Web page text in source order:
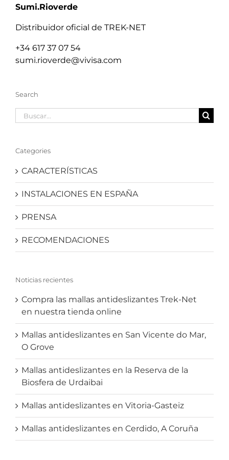
Sumi.Rioverde
Distribuidor oficial de TREK-NET
+34 617 37 07 54
sumi.rioverde@vivisa.com
Search
Buscar:
Categories
CARACTERÍSTICAS
INSTALACIONES EN ESPAÑA
PRENSA
RECOMENDACIONES
Noticias recientes
Compra las mallas antideslizantes Trek-Net
en nuestra tienda online
Mallas antideslizantes en San Vicente do Mar,
O Grove
Mallas antideslizantes en la Reserva de la
Biosfera de Urdaibai
Mallas antideslizantes en Vitoria-Gasteiz
Mallas antideslizantes en Cerdido, A Coruña